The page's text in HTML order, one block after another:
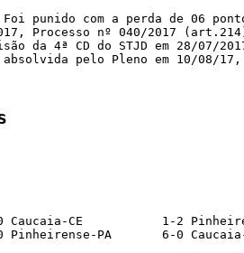
Foi punido com a perda de 06
Processo nº 040/2017
da 4ª CD do STJD em 28/07/
pelo Pleno em 10/08/17,
Caucaia-CE           1-2
Pinheirense-PA       6-0